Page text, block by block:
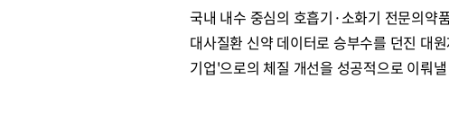
국내 내수 중심의 호흡기·소화기 전문의약
대사질환 신약 데이터로 승부수를 던진 대
기업'으로의 체질 개선을 성공적으로 이뤄